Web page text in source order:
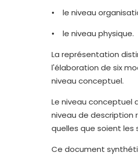
• le niveau
• le niveau physique.
La représentation
l'élaboration de six
niveau conceptuel.
Le niveau conceptuel
niveau de description
quelles que soient
Ce document